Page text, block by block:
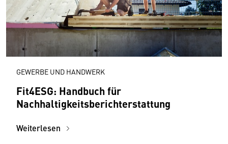
GEWERBE UND HANDWERK
Fit4ESG: Handbuch für
Nachhaltigkeitsberichterstattung
Weiterlesen